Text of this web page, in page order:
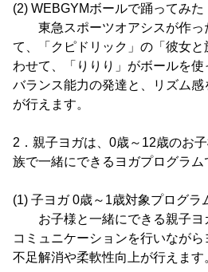
(2) WEBGYMボールで踊ってみ
東急スポーツオアシスが作っ
て、「クピドリック」の「彼女
わせて、「りりり」がボールを使
バランス能力の発達と、リズム
が行えます。
2．親子ヨガは、0歳～12歳のお
族で一緒にできるヨガプログラム
(1) 子ヨガ 0歳～1歳対象プログラ
お子様と一緒にできる親子ヨ
コミュニケーションを行いなが
不足解消や柔軟性向上が行えます